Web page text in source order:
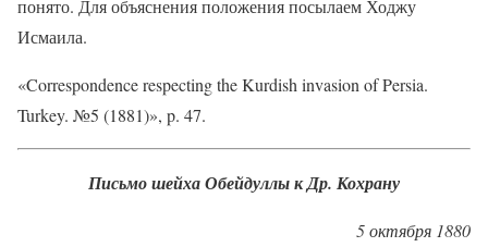
понято. Дляобъясненияположенияпосылаем Ходжу
Исмаила.
«Correspondence respecting the Kurdish invasion of Persia.
Turkey. №5 (1881)», p. 47.
Письмо шейха Обейдуллы к Др. Кохрану
5 октября 1880